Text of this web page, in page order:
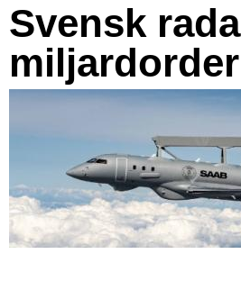
Svensk
miljardorder